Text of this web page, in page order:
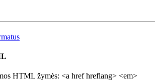
HTML žymės: <a href hreflang> <em>